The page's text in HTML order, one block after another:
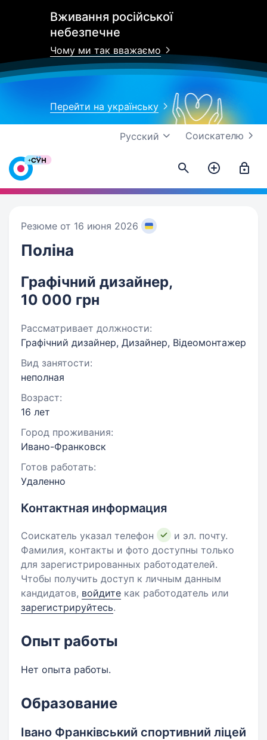
Вживання російської
небезпечне
Чому ми так вважаємо
Перейти на українську
Соискателю
Русский
Резюме от 16 июня 2026
Поліна
Графічний дизайнер,
10 000 грн
Рассматривает должности:
Графічний дизайнер, Дизайнер, Відеомонтажер
Вид занятости:
неполная
Возраст:
16 лет
Город проживания:
Ивано-Франковск
Готов работать:
Удаленно
Контактная информация
Соискатель указал телефон
и эл. почту.
Фамилия, контакты и фото доступны только
для зарегистрированных работодателей.
Чтобы получить доступ к личным данным
кандидатов, войдите как работодатель или
зарегистрируйтесь.
Опыт работы
Нет опыта работы.
Образование
Івано Франківський спортивний ліцей